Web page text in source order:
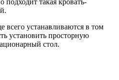
всего устанавливаются в том
установить просторную
стол.